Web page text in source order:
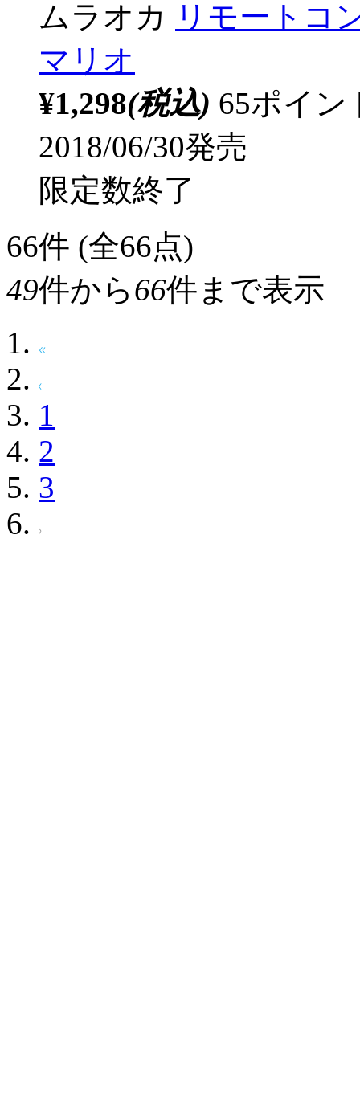
ムラオカ
リモートコ
マリオ
¥1,298(税込) 65ポイ
2018/06/30発売
限定数終了
66件 (全66点)
49件から66件まで表示
1
2
3